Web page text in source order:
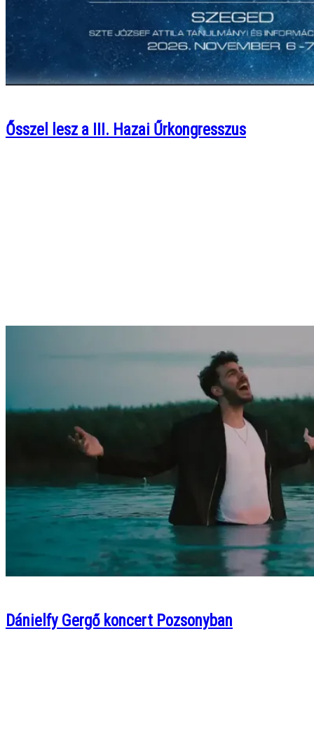
Ősszel lesz a III. Hazai Űrkongresszus
Dánielfy Gergő koncert Pozsonyban